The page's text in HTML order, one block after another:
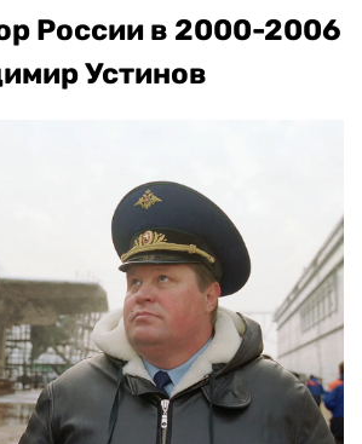
России в 2000-2006
Устинов